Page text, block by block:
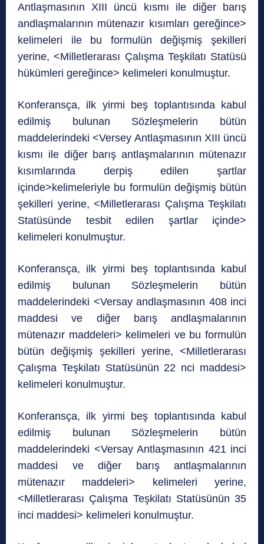
Antlaşmasının XIII üncü kısmı ile diğer barış
andlaşmalarının mütenazır kısımları gereğince>
kelimeleri ile bu formulün değişmiş şekilleri
yerine, <Milletlerarası Çalışma Teşkilatı Statüsü
hükümleri gereğince> kelimeleri konulmuştur.
Konferansça, ilk yirmi beş toplantısında kabul
edilmiş bulunan Sözleşmelerin bütün
maddelerindeki <Versey Antlaşmasının XIII üncü
kısmı ile diğer barış antlaşmalarının mütenazır
kısımlarında derpiş edilen şartlar
içinde>kelimeleriyle bu formulün değişmiş bütün
şekilleri yerine, <Milletlerarası Çalışma Teşkilatı
Statüsünde tesbit edilen şartlar içinde>
kelimeleri konulmuştur.
Konferansça, ilk yirmi beş toplantısında kabul
edilmiş bulunan Sözleşmelerin bütün
maddelerindeki <Versay andlaşmasının 408 inci
maddesi ve diğer barış andlaşmalarının
mütenazır maddeleri> kelimeleri ve bu formulün
bütün değişmiş şekilleri yerine, <Milletlerarası
Çalışma Teşkilatı Statüsünün 22 nci maddesi>
kelimeleri konulmuştur.
Konferansça, ilk yirmi beş toplantısında kabul
edilmiş bulunan Sözleşmelerin bütün
maddelerindeki <Versay Antlaşmasının 421 inci
maddesi ve diğer barış antlaşmalarının
mütenazır maddeleri> kelimeleri yerine,
<Milletlerarası Çalışma Teşkilatı Statüsünün 35
inci maddesi> kelimeleri konulmuştur.